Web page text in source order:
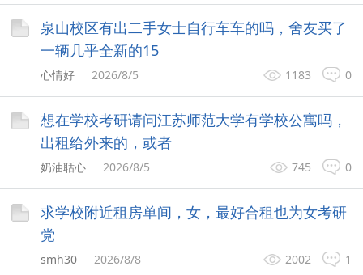
泉山校区有出二手女士自行车车的吗，舍友买了
一辆几乎全新的15
0
1183
心情好 2026/8/5
想在学校考研请问江苏师范大学有学校公寓吗，
出租给外来的，或者
0
745
奶油聒心 2026/8/5
求学校附近租房单间，女，最好合租也为女考研
党
1
2002
smh30 2026/8/8